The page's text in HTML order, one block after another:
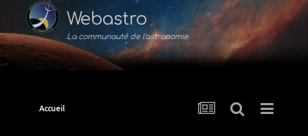
Webastro
La communauté de l'astronomie
Accueil